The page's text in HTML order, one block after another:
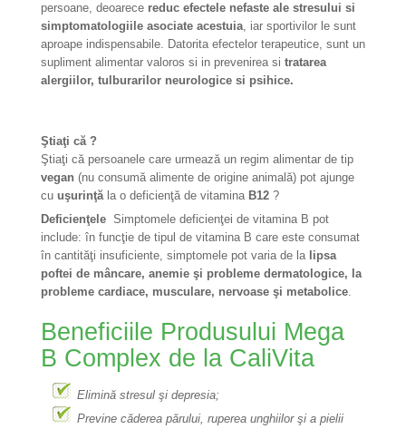
persoane, deoarece reduc efectele nefaste ale stresului si
simptomatologiile asociate acestuia, iar sportivilor le sunt
aproape indispensabile. Datorita efectelor terapeutice, sunt un
supliment alimentar valoros si in prevenirea si tratarea
alergiilor, tulburarilor neurologice si psihice.
Ştiaţi că ?
Ştiaţi că persoanele care urmează un regim alimentar de tip
vegan (nu consumă alimente de origine animală) pot ajunge
cu uşurinţă la o deficienţă de vitamina B12 ?
Deficienţele Simptomele deficienţei de vitamina B pot
include: în funcţie de tipul de vitamina B care este consumat
în cantităţi insuficiente, simptomele pot varia de lalipsa
poftei de mâncare, anemie şi probleme dermatologice, la
probleme cardiace, musculare, nervoase şi metabolice.
Beneficiile Produsului Mega
B Complex de la CaliVita
Elimină stresul şi depresia;
Previne căderea părului, ruperea unghiilor şi a pielii